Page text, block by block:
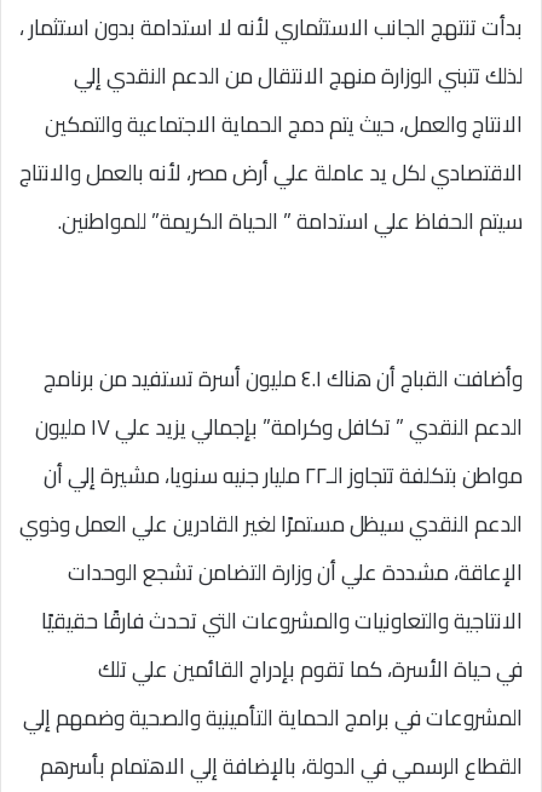
بدأت تنتهج الجانب الاستثماري لأنه لا استدامة بدون استثمار ،
لذلك تتبني الوزارة منهج الانتقال من الدعم النقدي إلي
الانتاج والعمل، حيث يتم دمج الحماية الاجتماعية والتمكين
الاقتصادي لكل يد عاملة علي أرض مصر، لأنه بالعمل والانتاج
سيتم الحفاظ علي استدامة ” الحياة الكريمة” للمواطنين.
وأضافت القباج أن هناك ٤.١ مليون أسرة تستفيد من برنامج
الدعم النقدي ” تكافل وكرامة” بإجمالي يزيد علي ١٧ مليون
مواطن بتكلفة تتجاوز الـ٢٢ مليار جنيه سنويا، مشيرة إلي أن
الدعم النقدي سيظل مستمرًا لغير القادرين علي العمل وذوي
الإعاقة، مشددة علي أن وزارة التضامن تشجع الوحدات
الانتاجية والتعاونيات والمشروعات التي تحدث فارقًا حقيقيًا
في حياة الأسرة، كما تقوم بإدراج القائمين علي تلك
المشروعات في برامج الحماية التأمينية والصحية وضمهم إلي
القطاع الرسمي في الدولة، بالإضافة إلي الاهتمام بأسرهم